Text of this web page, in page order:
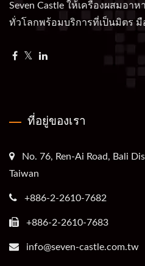
Seven Castle ให้เครื่องผสมอา
ทั่วโลกพร้อมบริการที่เป็นมิตร
ที่อยู่ของเรา
No. 76, Ren-Ai Road, Bali
Taiwan
+886-2-2610-7682
+886-2-2610-7683
info@seven-castle.com.tw